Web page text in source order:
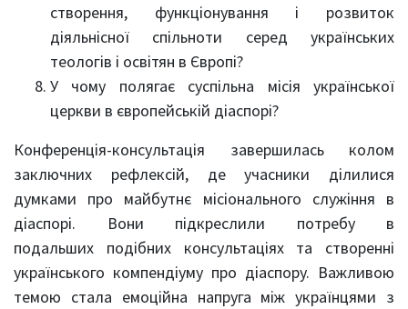
створення, функціонування і розвиток
діяльнісної спільноти серед українських
теологів і освітян в Європі?
У чому полягає суспільна місія української
церкви в європейській діаспорі?
Конференція-консультація завершилась колом
заключних рефлексій, де учасники ділилися
думками про майбутнє місіонального служіння в
діаспорі. Вони підкреслили потребу в
подальших подібних консультаціях та створенні
українського компендіуму про діаспору. Важливою
темою стала емоційна напруга між українцями з